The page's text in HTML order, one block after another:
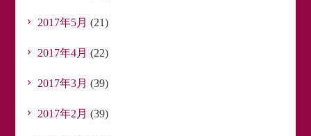
2017年5月 (21)
2017年4月 (22)
2017年3月 (39)
2017年2月 (39)